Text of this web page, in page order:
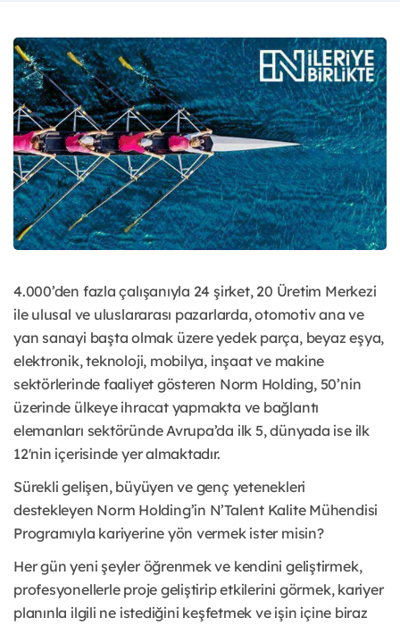
4.000’den fazla çalışanıyla 24 şirket, 20 Üretim Merkezi
ile ulusal ve uluslararası pazarlarda, otomotiv ana ve
yan sanayi başta olmak üzere yedek parça, beyaz eşya,
elektronik, teknoloji, mobilya, inşaat ve makine
sektörlerinde faaliyet gösteren Norm Holding, 50’nin
üzerinde ülkeye ihracat yapmakta ve bağlantı
elemanları sektöründe Avrupa’da ilk 5, dünyada ise ilk
12'nin içerisinde yer almaktadır.
Sürekli gelişen, büyüyen ve genç yetenekleri
destekleyen Norm Holding’in N’Talent Kalite Mühendisi
Programıyla kariyerine yön vermek ister misin?
Her gün yeni şeyler öğrenmek ve kendini geliştirmek,
profesyonellerle proje geliştirip etkilerini görmek, kariyer
planınla ilgili ne istediğini keşfetmek ve işin içine biraz